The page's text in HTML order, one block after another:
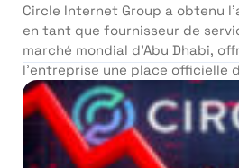
Circle Internet Group a obtenu
en tant que fournisseur de
marché mondial d’Abu Dhabi,
l’entreprise une place officielle